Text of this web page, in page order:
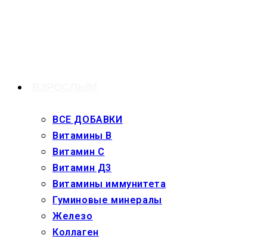
ВСЕ ДОБАВКИ
Витамины В
Витамин С
Витамин Д3
Витамины иммунитета
Гуминовые минералы
Железо
Коллаген